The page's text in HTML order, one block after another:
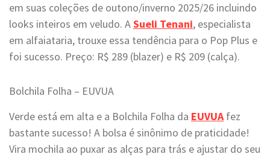
em suas coleções de outono/inverno 2025/26 incluindo
looks inteiros em veludo. ASueli Tenani, especialista
em alfaiataria, trouxe essa tendência para o Pop Plus e
foi sucesso. Preço: R$ 289 (blazer) e R$ 209 (calça).
Bolchila Folha – EUVUA
Verde está em alta e a Bolchila Folha da EUVUAfez
bastante sucesso! A bolsa é sinônimo de praticidade!
Vira mochila ao puxar as alças para trás e ajustar do seu